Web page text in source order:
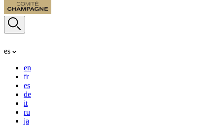
es
en
fr
es
de
it
ru
ja